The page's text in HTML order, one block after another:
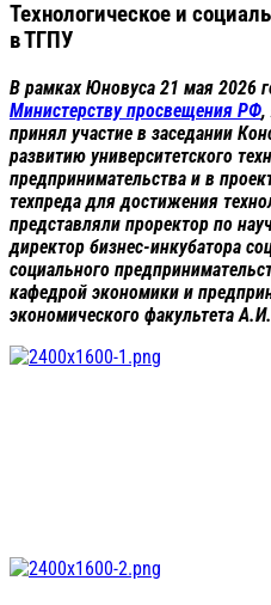
Технологическое и
в ТГПУ
В рамках Юновуса 21 мая 2026
Министерству просвещения РФ,
принял участие в заседании
развитию университетского
предпринимательства и в
техпреда для достижения
представляли проректор по
директор бизнес-инкубатора
социального
кафедрой экономики и
экономического факультета